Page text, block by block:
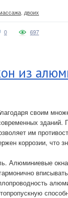
двоих
0 697
из
своим
зданий.
им
коррозии, что
Алюминиевые